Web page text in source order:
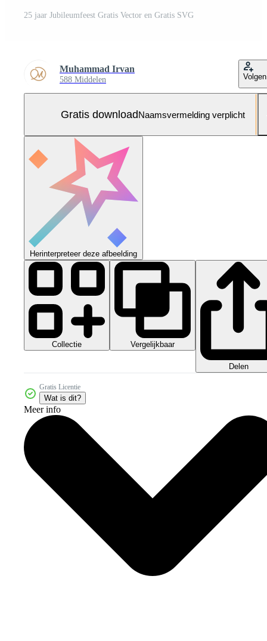
25 jaar Jubileumfeest Gratis Vector en Gratis SVG
Muhammad Irvan
588 Middelen Volgen
Gratis downloadNaamsvermelding verplicht
Herinterpreteer deze afbeelding
Collectie Vergelijkbaar
Delen
Gratis Licentie
Wat is dit?
Meer info